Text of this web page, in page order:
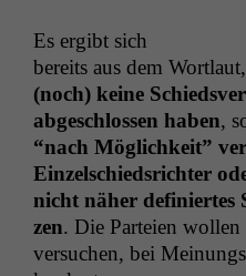
Es ergibt sich
bere­its aus dem
(noch) keine
abgeschlossen haben,
“nach Möglichkeit”
Einzelschied­srichter
nicht näher definiertes
zen. Die Parteien wollen
ver­suchen, bei